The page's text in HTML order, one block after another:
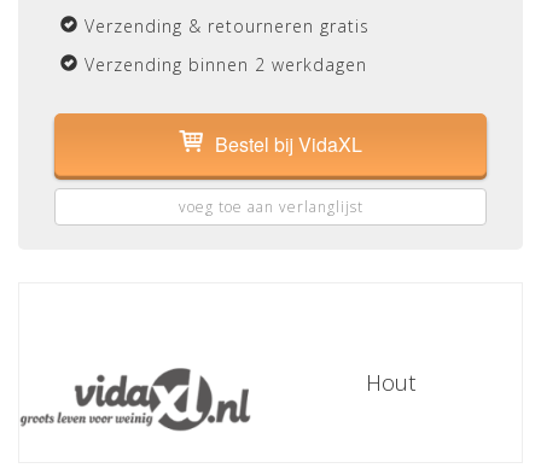
Verzending & retourneren gratis
Verzending binnen 2 werkdagen
Bestel bij VidaXL
voeg toe aan verlanglijst
Hout